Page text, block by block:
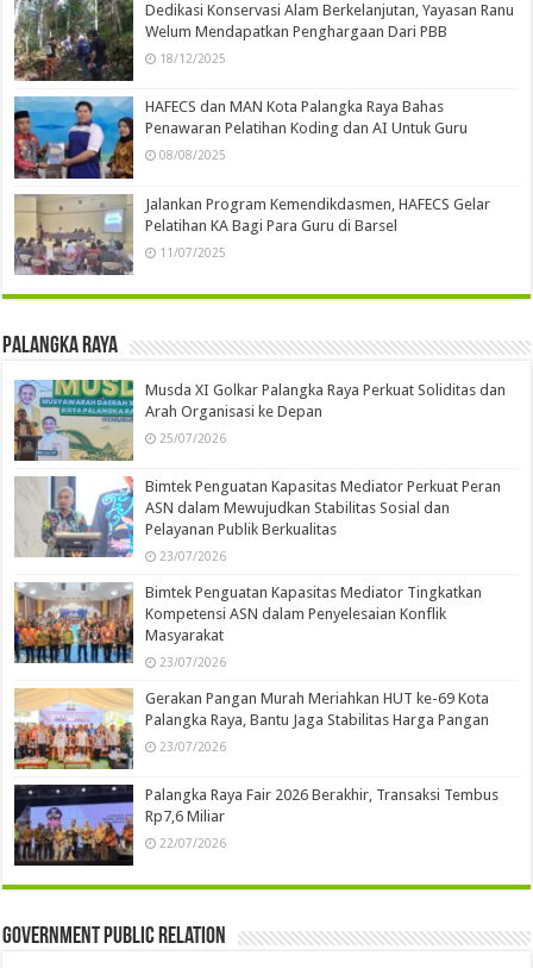
Dedikasi Konservasi Alam Berkelanjutan, Yayasan Ranu
Welum Mendapatkan Penghargaan Dari PBB
18/12/2025
HAFECS dan MAN Kota Palangka Raya Bahas
Penawaran Pelatihan Koding dan AI Untuk Guru
08/08/2025
Jalankan Program Kemendikdasmen, HAFECS Gelar
Pelatihan KA Bagi Para Guru di Barsel
11/07/2025
Palangka Raya
Musda XI Golkar Palangka Raya Perkuat Soliditas dan
Arah Organisasi ke Depan
25/07/2026
Bimtek Penguatan Kapasitas Mediator Perkuat Peran
ASN dalam Mewujudkan Stabilitas Sosial dan
Pelayanan Publik Berkualitas
23/07/2026
Bimtek Penguatan Kapasitas Mediator Tingkatkan
Kompetensi ASN dalam Penyelesaian Konflik
Masyarakat
23/07/2026
Gerakan Pangan Murah Meriahkan HUT ke-69 Kota
Palangka Raya, Bantu Jaga Stabilitas Harga Pangan
23/07/2026
Palangka Raya Fair 2026 Berakhir, Transaksi Tembus
Rp7,6 Miliar
22/07/2026
Government Public Relation